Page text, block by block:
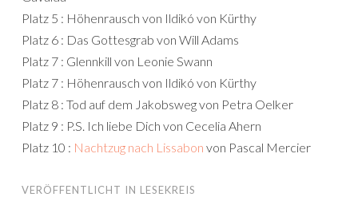
Platz 5 : Höhenrausch von Ildikó von Kürthy
Platz 6 : Das Gottesgrab von Will Adams
Platz 7 : Glennkill von Leonie Swann
Platz 7 : Höhenrausch von Ildikó von Kürthy
Platz 8 : Tod auf dem Jakobsweg von Petra Oelker
Platz 9 : P.S. Ich liebe Dich von Cecelia Ahern
Platz 10 : Nachtzug nach Lissabon von Pascal Mercier
VERÖFFENTLICHT IN LESEKREIS